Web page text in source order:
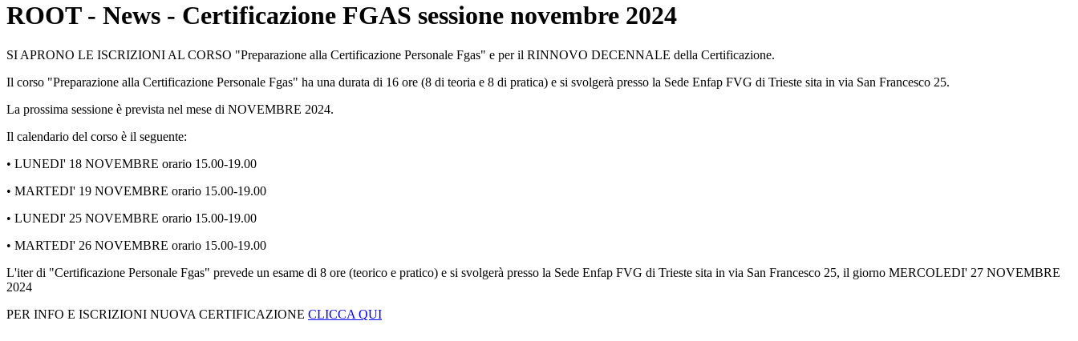
ROOT- News - Certificazione FGAS sessione novembre 2024
SI APRONO LE ISCRIZIONI AL CORSO "Preparazione alla Certificazione Personale Fgas" e per il RINNOVO DECENNALE della Certificazione.
Il corso "Preparazione alla Certificazione Personale Fgas" ha una durata di 16 ore (8 di teoria e 8 di pratica) e si svolgerà presso la Sede Enfap FVG di Trieste sita in via San Francesco 25.
La prossima sessione è prevista nel mese di NOVEMBRE 2024.
Il calendario del corso è il seguente:
• LUNEDI' 18 NOVEMBRE orario 15.00-19.00
• MARTEDI' 19 NOVEMBRE orario 15.00-19.00
• LUNEDI' 25 NOVEMBRE orario 15.00-19.00
• MARTEDI' 26 NOVEMBRE orario 15.00-19.00
L'iter di "Certificazione Personale Fgas" prevede un esame di 8 ore (teorico e pratico) e si svolgerà presso la Sede Enfap FVG di Trieste sita in via San Francesco 25, il giorno MERCOLEDI' 27 NOVEMBRE
2024
PER INFO E ISCRIZIONI NUOVA CERTIFICAZIONE CLICCA QUI